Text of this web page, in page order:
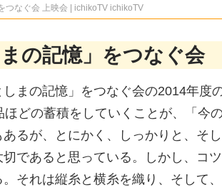
つなぐ会 上映会 | ichikoTV ichikoTV
まの記憶」をつなぐ
まの記憶」をつなぐ会の2014年度
ほどの蓄積をしていくことが、「今
あるが、とにかく、しっかりと、そ
切であると思っている。しかし、コ
それは縦糸と横糸を織り、そして